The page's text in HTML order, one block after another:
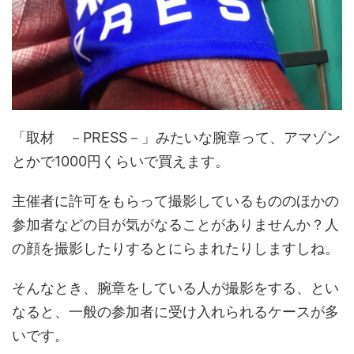
「取材 －PRESS－」みたいな腕章って、アマゾン
とかで1000円くらいで買えます。
主催者に許可をもらって撮影しているもののほかの
参加者などの目が気がなることがありませんか？人
の顔を撮影したりするとにらまれたりしますしね。
そんなとき、腕章をしている人が撮影をする、とい
なると、一般の参加者に受け入れられるケースが多
いです。